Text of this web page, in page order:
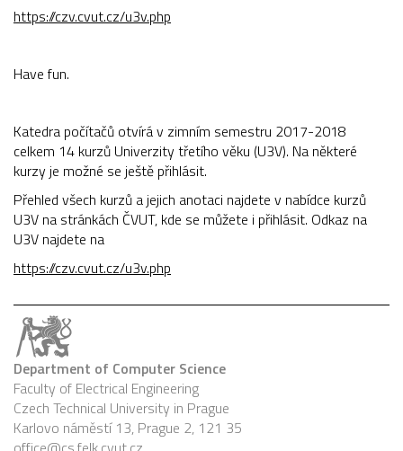
https://czv.cvut.cz/u3v.php
Have fun.
Katedra počítačů otvírá v zimním semestru 2017-2018
celkem 14 kurzů Univerzity třetího věku (U3V). Na některé
kurzy je možné se ještě přihlásit.
Přehled všech kurzů a jejich anotaci najdete v nabídce kurzů
U3V na stránkách ČVUT, kde se můžete i přihlásit. Odkaz na
U3V najdete na
https://czv.cvut.cz/u3v.php
Department of Computer Science
Faculty of Electrical Engineering
Czech Technical University in Prague
Karlovo náměstí 13, Prague 2, 121 35